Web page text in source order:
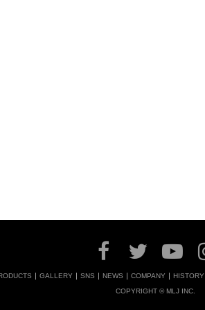
GALLERY SNS NEWS COMPANY HISTORY
COPYRIGHT © MLJ INC.